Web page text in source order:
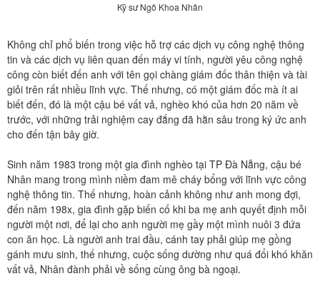
Kỹ sư Ngô Khoa Nhân
Không chỉ phổ biến trong việc hỗ trợ các dịch vụ công nghệ thông
tin và các dịch vụ liên quan đến máy vi tính, người yêu công nghệ
công còn biết đến anh với tên gọi chàng giám đốc thân thiện và tài
giỏi trên rất nhiều lĩnh vực. Thế nhưng, có một giám đốc mà ít ai
biết đến, đó là một cậu bé vất vả, nghèo khó của hơn 20 năm về
trước, với những trải nghiệm cay đắng đã hằn sâu trong ký ức anh
cho đến tận bây giờ.
Sinh năm 1983 trong một gia đình nghèo tại TP Đà Nẵng, cậu bé
Nhân mang trong mình niềm đam mê cháy bổng với lĩnh vực công
nghệ thông tin. Thế nhưng, hoàn cảnh không như anh mong đợi,
đến năm 198x, gia đình gặp biến cố khi ba mẹ anh quyết định mỗi
người một nơi, để lại cho anh người mẹ gầy một mình nuôi 3 đứa
con ăn học. Là người anh trai đầu, cánh tay phải giúp mẹ gồng
gánh mưu sinh, thế nhưng, cuộc sống dường như quá đổi khó khăn
vất vả, Nhân đành phải về sống cùng ông bà ngoại.